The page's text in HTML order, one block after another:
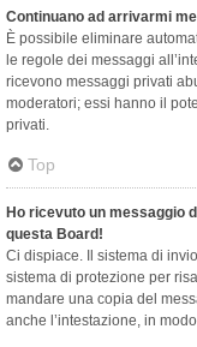
Continuano ad arrivarmi
È possibile eliminare
le regole dei messaggi
ricevono messaggi privati
moderatori; essi hanno il
privati​​.
Top
Ho ricevuto un messaggio
questa Board!
Ci dispiace. Il sistema di
sistema di protezione per
mandare una copia del
anche l’intestazione, in